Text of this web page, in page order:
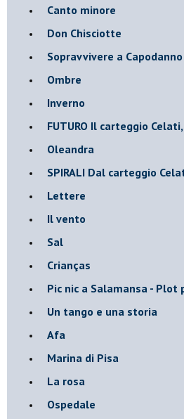
Canto minore
Don Chisciotte
Sopravvivere a Capodanno
Ombre
Inverno
FUTURO Il carteggio
Oleandra
SPIRALI Dal carteggio
Lettere
Il vento
Sal
Crianças
Pic nic a Salamansa - Plot
Un tango e una storia
Afa
Marina di Pisa
La rosa
Ospedale